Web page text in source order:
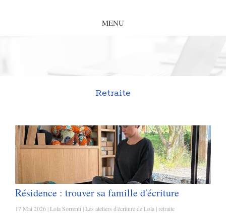
MENU
Retraite
Résidence : trouver sa famille d'écriture
17 Mai 2026 Lola Sorrenti Les ateliers d'écriture de Lola retraite